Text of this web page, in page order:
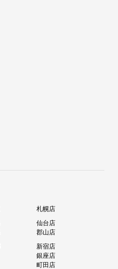
札幌店
仙台店
郡山店
新宿店
銀座店
町田店